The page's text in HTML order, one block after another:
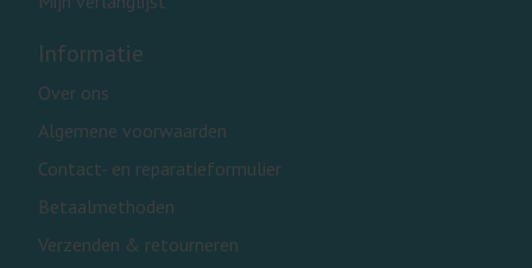
Informatie
Over ons
Algemene voorwaarden
Contact- en reparatieformulier
Betaalmethoden
Verzenden & retourneren